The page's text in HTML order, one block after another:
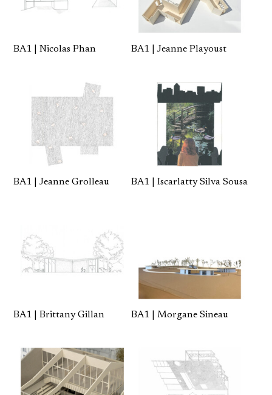
BA1 | Nicolas Phan BA1 | Jeanne Playoust
BA1 | Jeanne Grolleau BA1 | Iscarlatty Silva Sousa
BA1 | Brittany Gillan BA1 | Morgane Sineau